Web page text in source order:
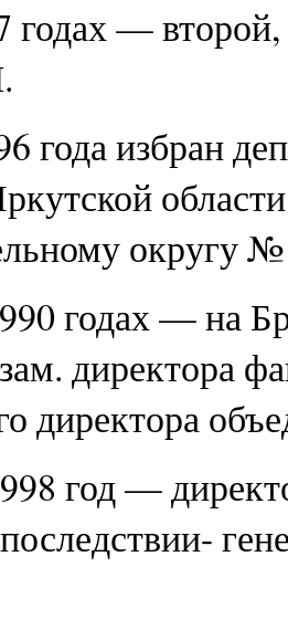
— второй,
года избран
округу
годах — на
директора
директора
год —